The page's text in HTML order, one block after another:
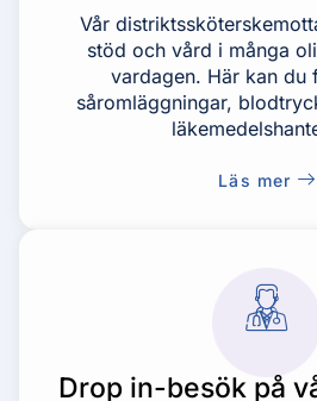
Vår
stöd och vård i många
vardagen. Här kan du
såromläggningar,
Läs mer
Drop in-besök på